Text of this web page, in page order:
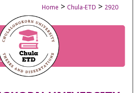
Home > Chula-ETD > 2920